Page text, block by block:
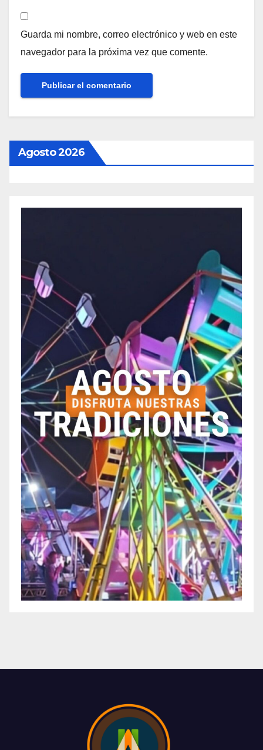
Guarda mi nombre, correo electrónico y web en este
navegador para la próxima vez que comente.
Agosto 2026